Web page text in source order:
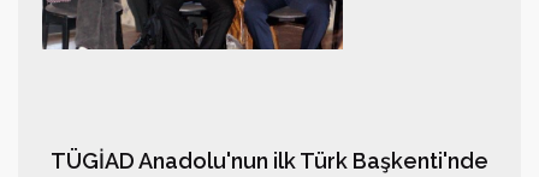
TÜGİAD Anadolu'nun ilk Türk Başkenti'nde